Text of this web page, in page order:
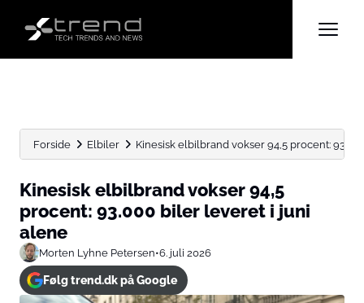
Forside Elbiler Kinesisk elbilbrand vokser 94,5 procent:
Kinesisk elbilbrand vokser 94,5
procent: 93.000 biler leveret i juni
alene
Morten Lyhne Petersen•6. juli 2026
Følg trend.dk på Google